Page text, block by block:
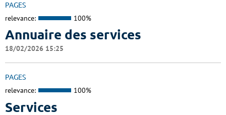
PAGES
relevance: 100%
Annuaire des services
18/02/2026 15:25
PAGES
relevance: 100%
Services